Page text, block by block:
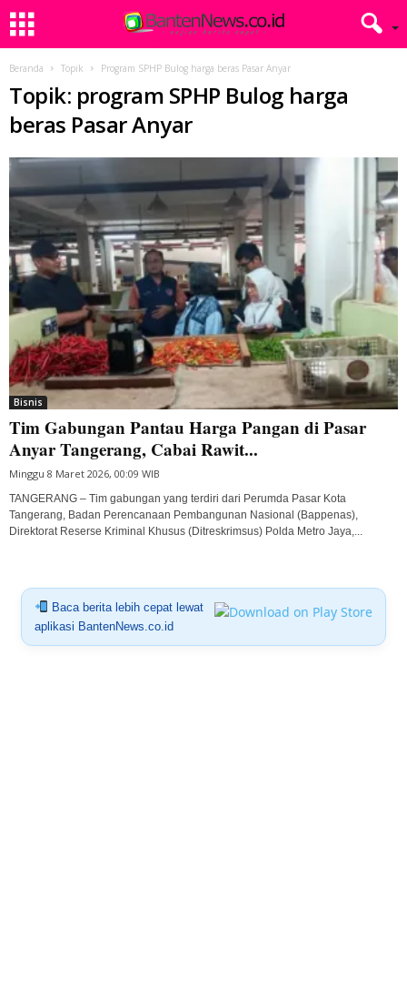
Beranda Topik Program SPHP Bulog harga beras Pasar Anyar
Topik: program SPHP Bulog harga
beras Pasar Anyar
Bisnis
Tim Gabungan Pantau Harga Pangan di Pasar
Anyar Tangerang, Cabai Rawit...
Minggu 8 Maret 2026, 00:09 WIB
TANGERANG – Tim gabungan yang terdiri dari Perumda Pasar Kota
Tangerang, Badan Perencanaan Pembangunan Nasional (Bappenas),
Direktorat Reserse Kriminal Khusus (Ditreskrimsus) Polda Metro Jaya,...
Baca berita lebih cepat lewat
aplikasi BantenNews.co.id